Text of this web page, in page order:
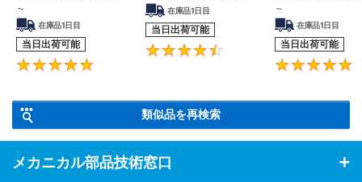
■ご留意事項
洗浄を行うことで、防錆を目的とした油分も一緒に除去されるた
め、未洗浄品に比べ錆びやすくなる場合があります。
ます。
【特長】・サニタリー管と他配管を繋ぐ変換タイプです。【材質】
ステンレス製。
～
在庫品1日目
当日出荷可能
在庫品1日目
当日出荷可能
4.5
～
在庫品1日目
当日出荷可能
類似品を再検索
メカニカル部品技術窓口